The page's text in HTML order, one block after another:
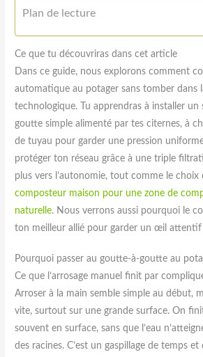
Plan de lecture
Ce que tu découvriras dans cet article
Dans ce guide, nous explorons comment
automatique au potager sans tomber dans
technologique. Tu apprendras à installer un
goutte simple alimenté par tes citernes, à
de tuyau pour garder une pression
protéger ton réseau grâce à une triple
plus vers l’autonomie, tout comme le choix
composteur maison pour une zone de
naturelle. Nous verrons aussi pourquoi le
ton meilleur allié pour garder un œil
Pourquoi passer au goutte-à-goutte au
Ce que l’arrosage manuel finit par
Arroser à la main semble simple au début,
vite, surtout sur une grande surface. On
souvent en surface, sans que l’eau
des racines. C’est un gaspillage de temps et